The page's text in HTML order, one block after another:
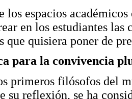
los espacios
en los estudiantes
que quisiera poner de
para la convivencia
primeros filósofos del
su reflexión, se ha